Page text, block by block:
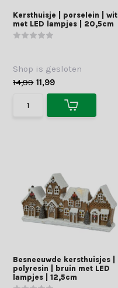
Kersthuisje | porselein | wit
met LED lampjes | 20,5cm
Shop is gesloten
14,99 11,99
Besneeuwde kersthuisjes |
polyresin | bruin met LED
lampjes | 12,5cm